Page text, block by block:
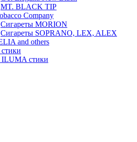
MT. BLACK TIP
Company
Сигареты MORION
Сигареты SOPRANO, LEX, ALEX
and others
ILUMA стики